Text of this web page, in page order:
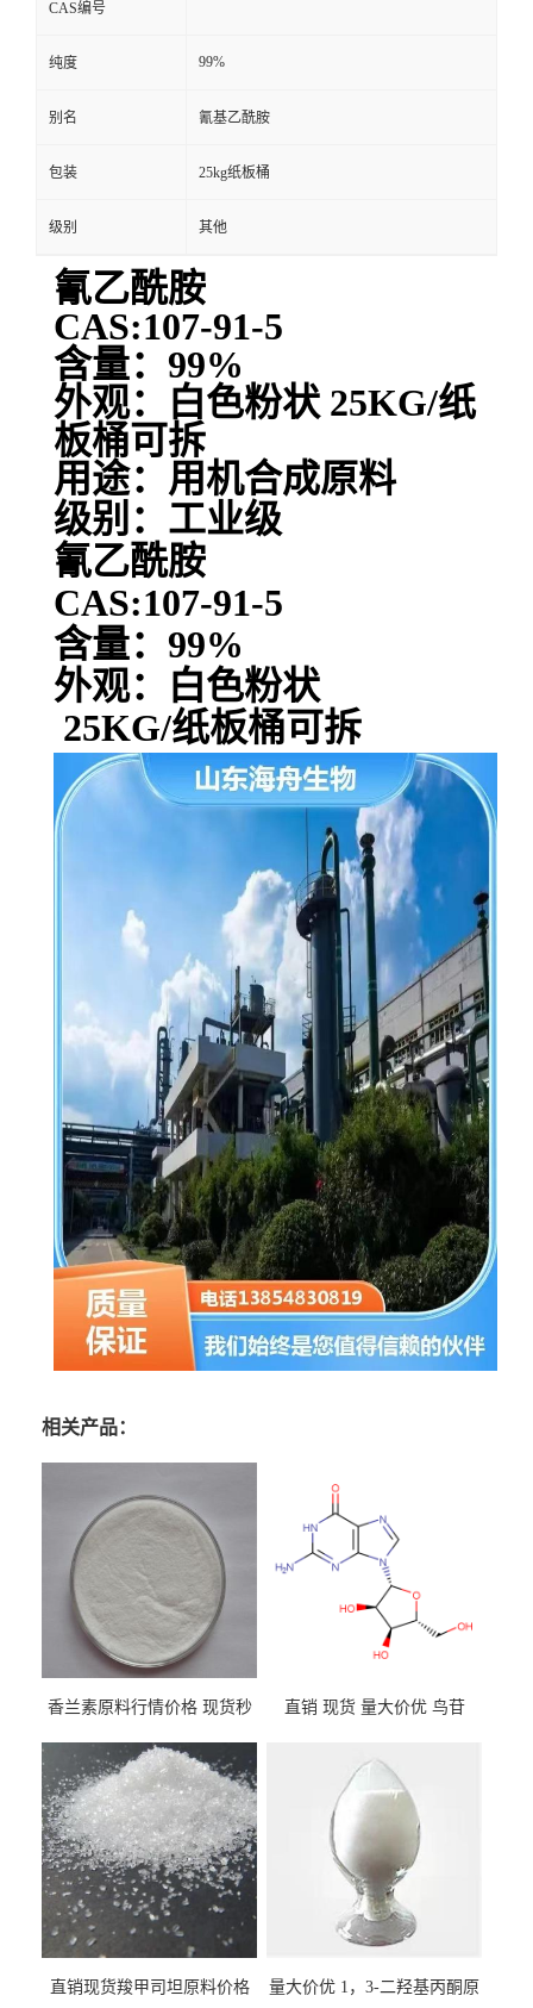
CAS编号
纯度 99%
别名 氰基乙酰胺
包装 25kg纸板桶
级别 其他
氰乙酰胺
CAS:107-91-5
含量：99%
外观：白色粉状 25KG/纸
板桶可拆
用途：用机合成原料
级别：工业级
氰乙酰胺
CAS:107-91-5
含量：99%
外观：白色粉状
25KG/纸板桶可拆
相关产品：
香兰素原料行情价格 现货秒
直销 现货 量大价优 鸟苷
直销现货羧甲司坦原料价格
量大价优 1，3-二羟基丙酮原